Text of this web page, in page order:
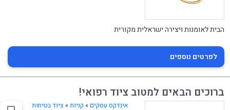
הבית לאומנות ויצירה ישראלית מקורית
לפרטים נוספים
ברוכים הבאים למטוב ציוד רפואי!
אינדקס עסקים » קניות» ציוד בטיחות